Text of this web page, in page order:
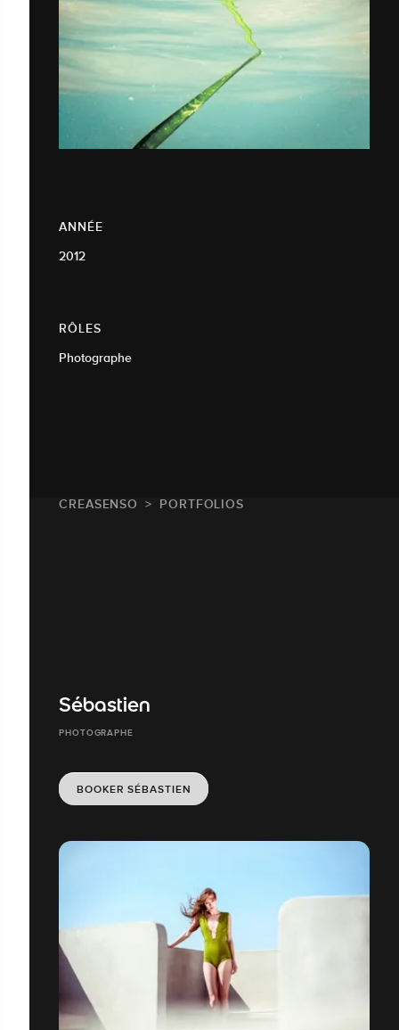
ANNÉE
2012
RÔLES
Photographe
CREASENSO PORTFOLIOS
Sébastien
PHOTOGRAPHE
BOOKER SÉBASTIEN